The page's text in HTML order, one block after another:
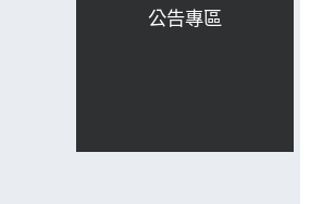
公告專區